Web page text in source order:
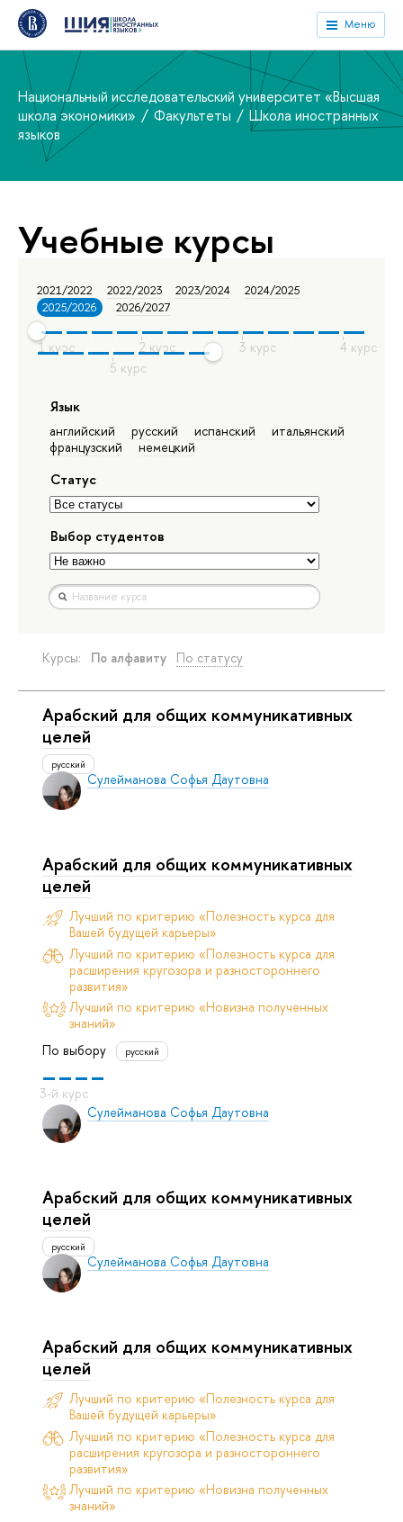
Меню
Национальный исследовательский университет «Высшая
школа экономики»
Факультеты
Школа иностранных
языков
Учебные курсы
2021/2022 2022/2023 2023/2024
2024/2025
2025/2026
2026/2027
Язык
английский русский испанский
итальянский
французский
немецкий
Статус
Выбор студентов
Курсы: По алфавиту По статусу
Сулейманова Софья Даутовна
Арабский для общих коммуникативных
целей
русский
Сулейманова Софья Даутовна
Арабский для общих коммуникативных
целей
Лучший по критерию «Полезность курса для
Вашей будущей карьеры»
Лучший по критерию «Полезность курса для
расширения кругозора и разностороннего
развития»
Лучший по критерию «Новизна полученных
знаний»
По выбору
русский
Сулейманова Софья Даутовна
Арабский для общих коммуникативных
целей
русский
Арабский для общих коммуникативных
целей
Лучший по критерию «Полезность курса для
Вашей будущей карьеры»
Лучший по критерию «Полезность курса для
расширения кругозора и разностороннего
развития»
Лучший по критерию «Новизна полученных
знаний»